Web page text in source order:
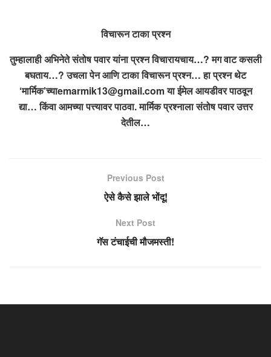
विचारून टाका प्रश्न
तुम्हालाही अभिनेते संतोष पवार यांना प्रश्न विचारायचाय…? मग वाट कसली
बघताय…? उचला पेन आणि टाका विचारून प्रश्न… हा प्रश्न थेट
‘मार्मिक’च्याemarmik13@gmail.comया ईमेल आयडीवर पाठवून
द्या… किंवा आमच्या पत्त्यावर पाठवा. मार्मिक प्रश्नाला संतोष पवार उत्तर
देतील…
Previous Post
ऐसे कैसे झाले भोंदू!
Next Post
गॅस टंचाईची मौजमस्ती!